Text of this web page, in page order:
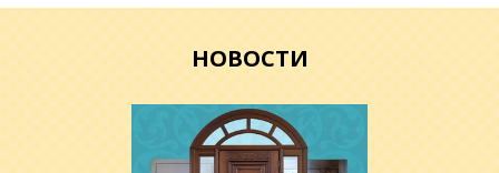
Хочу такую
НОВОСТИ